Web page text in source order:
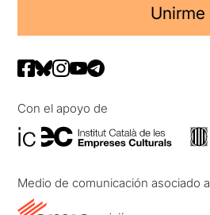
Unirme
Con el apoyo de
Medio de comunicación asociado a